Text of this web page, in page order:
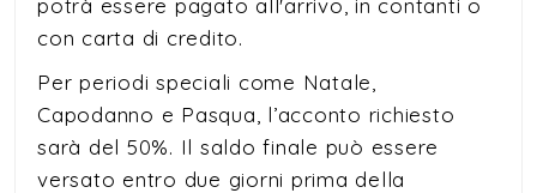
con carta di credito.
Per periodi speciali come Natale,
Capodanno e Pasqua, l’acconto richiesto
sarà del 50%. Il saldo finale può essere
versato entro due giorni prima della